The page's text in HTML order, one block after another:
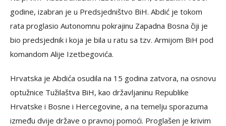
godine, izabran je u Predsjedništvo BiH. Abdić je tokom
rata proglasio Autonomnu pokrajinu Zapadna Bosna čiji je
bio predsjednik i koja je bila u ratu sa tzv. Armijom BiH pod
komandom Alije Izetbegovića.
Hrvatska je Abdića osudila na 15 godina zatvora, na osnovu
optužnice Tužilaštva BiH, kao državljaninu Republike
Hrvatske i Bosne i Hercegovine, a na temelju sporazuma
između dvije države o pravnoj pomoći. Proglašen je krivim